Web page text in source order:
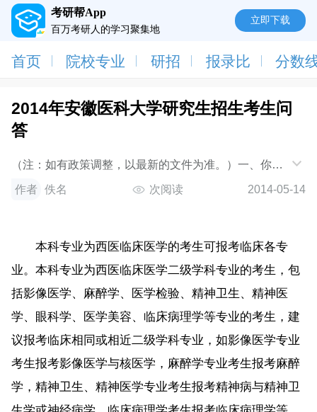
考研帮App
百万考研人的学习聚集地
立即下载
首页 院校专业 研招 报录比 分数
2014年安徽医科大学研究生招生考生问
答
（注：如有政策调整，以最新的文件为准。）一、你校
招收哪些层次和类别的研究生？我校招收的研究生包括
博士、硕士两个层次，学术型学位和专业
作者 佚名 次阅读 2014-05-14
本科专业为西医临床医学的考生可报考临床各专
业。本科专业为西医临床医学二级学科专业的考生，包
括影像医学、麻醉学、医学检验、精神卫生、精神医
学、眼科学、医学美容、临床病理学等专业的考生，建
议报考临床相同或相近二级学科专业，如影像医学专业
考生报考影像医学与核医学，麻醉学专业考生报考麻醉
学，精神卫生、精神医学专业考生报考精神病与精神卫